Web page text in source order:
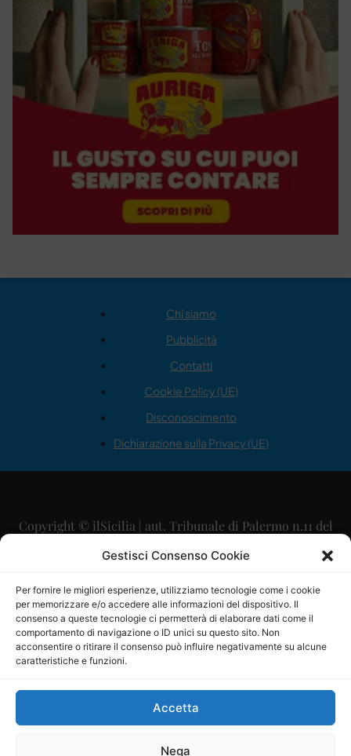
Gestisci Consenso Cookie
Per fornire le migliori esperienze, utilizziamo tecnologie come i cookie
per memorizzare e/o accedere alle informazioni del dispositivo. Il
consenso a queste tecnologie ci permetterà di elaborare dati come il
comportamento di navigazione o ID unici su questo sito. Non
acconsentire o ritirare il consenso può influire negativamente su alcune
caratteristiche e funzioni.
Accetta
Nega
Chi siamo
Pubblicità
Contatti
Cookie Policy (UE)
Disconoscimento
Dichiarazione sulla Privacy (UE)
Copyright © ilSicilia | aut. Tribunale di Palermo n.11 del
29/09/2015
Direttore Editoriale: Maurizio Scaglione
Direttore Responsabile: Maria Calabrese
P.IVA: 06334930820
Mercurio Comunicazione Società Cooperativa a r.l. è
iscritta al Registro degli Operatori di Comunicazione al